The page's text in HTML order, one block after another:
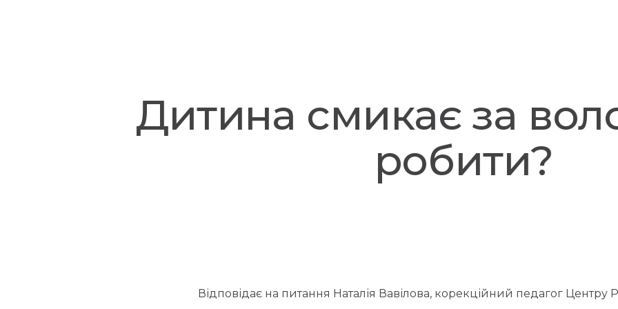
Дитина смикає за
робити?
Відповідає на питання Наталія Вавілова, корекційний педагог Центру